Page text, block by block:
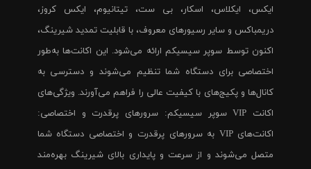
ایکس، ایکلاس، اسکار، بی ست، تیتانیوم، ایکس کروز،
دریمباکس و سایر رسیورهای معروف، با قابلیت تمدید شیرینگ،
اکنون توسط سوپر سیسیکم ارائه می‌شود. این اکانت‌ها به‌طور
اختصاصی برای دستگاه شما تنظیم می‌شوند و دسترسی به
کانال‌ها و پکیج‌های با کیفیت عالی را فراهم می‌آورند. ویژگی‌های
اکانت VIP سوپر سیسیکم: سرورهای پرقدرت و اختصاصی:
اکانت‌های VIP به سرورهای پرقدرت و اختصاصی دستگاه شما
متصل می‌شوند و از سرعت و پایداری بالای شیرینگ بهره‌مند